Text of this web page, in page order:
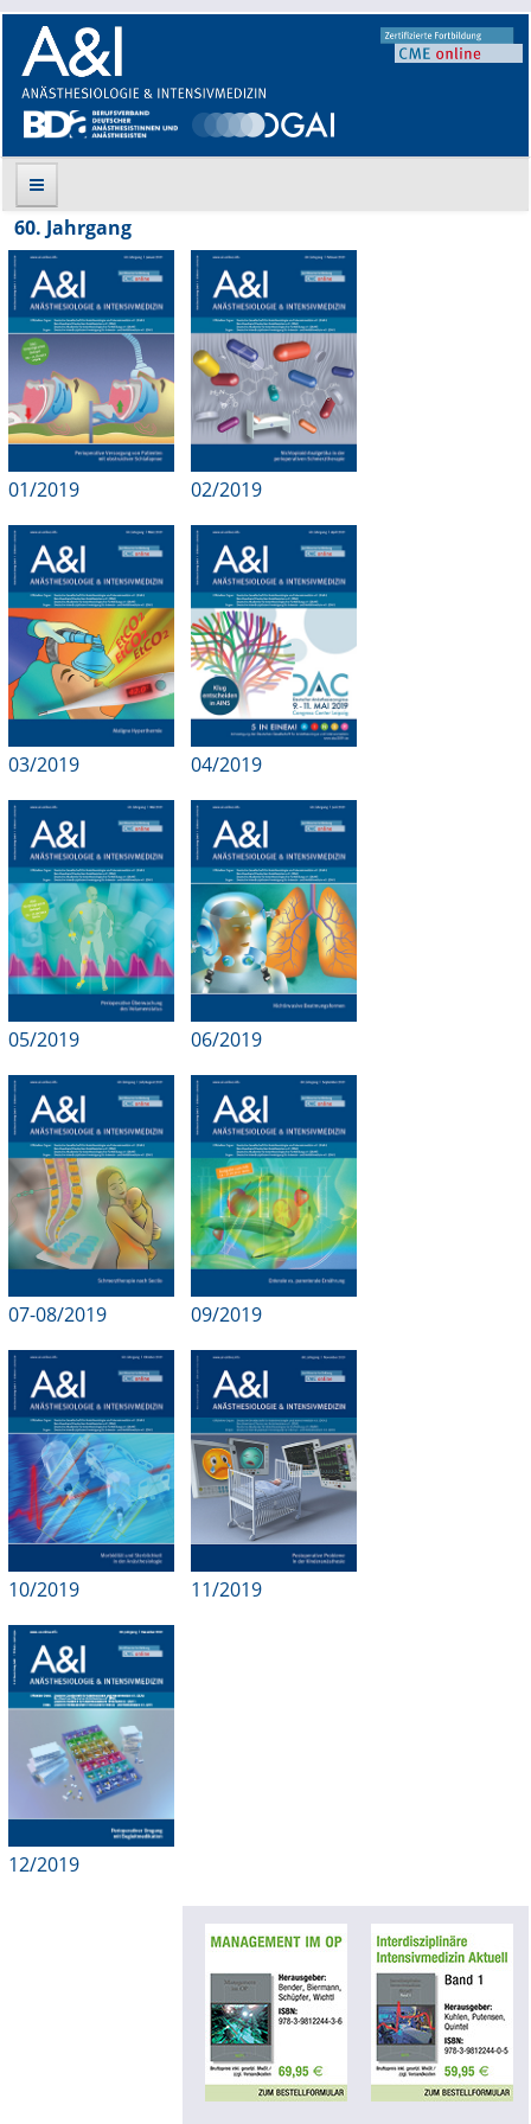
Suche
Aktuelle Ausgabe
Leitlinien
Archiv
Supplements
Supplements OrphanAnesthesia
Online First
A&I English
Mediadaten
Autoren-Service
Stellenmarkt
Kongresskalender
60. Jahrgang
01/2019 02/2019
03/2019 04/2019
05/2019 06/2019
07-08/2019 09/2019
10/2019 11/2019
12/2019